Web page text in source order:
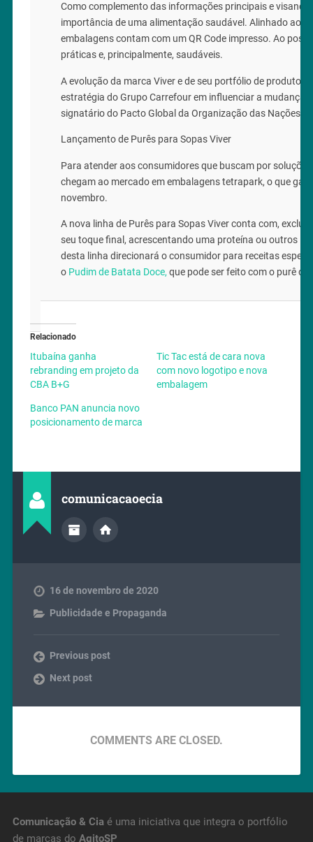
Como complemento das informações principais e
importância de uma alimentação saudável. Alinhado ao
embalagens contam com um QR Code impresso. Ao
práticas e, principalmente, saudáveis.
A evolução da marca Viver e de seu portfólio de
estratégia do Grupo Carrefour em influenciar a mudança
signatário do Pacto Global da Organização das Nações
Lançamento de Purês para Sopas Viver
Para atender aos consumidores que buscam por
chegam ao mercado em embalagens tetrapark, o que
novembro.
A nova linha de Purês para Sopas Viver conta com,
seu toque final, acrescentando uma proteína ou outros
desta linha direcionará o consumidor para receitas
o Pudim de Batata Doce, que pode ser feito com o purê
Relacionado
Itubaína ganha
rebranding em projeto da
CBA B+G
Tic Tac está de cara nova
com novo logotipo e nova
embalagem
Banco PAN anuncia novo
posicionamento de marca
comunicacaoecia
16 de novembro de 2020
Publicidade e Propaganda
Previous post
Next post
COMMENTS ARE CLOSED.
Comunicação & Ciaé uma iniciativa que integra o portfólio
de marcas do AgitoSP